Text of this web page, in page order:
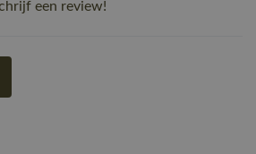
een review!